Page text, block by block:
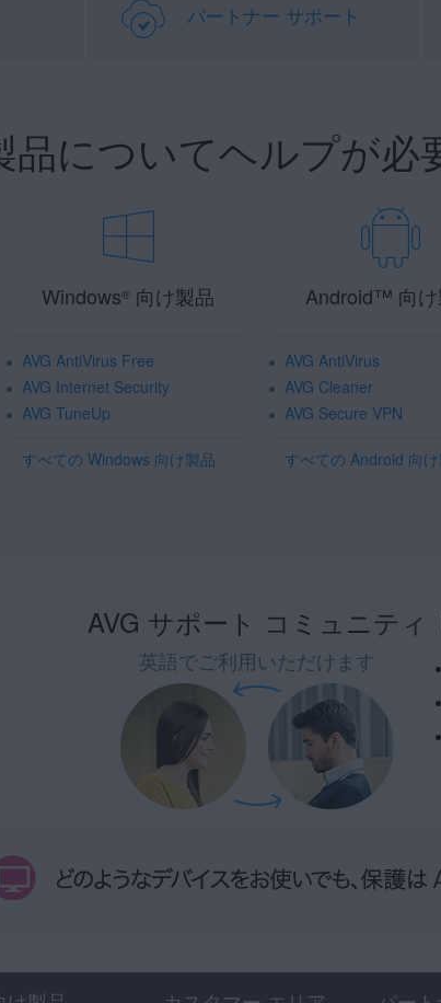
パートナー サポート
品についてヘルプが必
Windows® 向け製品
AVG AntiVirus Free
AVG Internet Security
AVG TuneUp
すべての Windows 向け製品
Android™ 向
AVG AntiVirus
AVG Cleaner
AVG Secure VPN
すべての Android 向
AVG サポート コミュニティ
英語でご利用いただけます